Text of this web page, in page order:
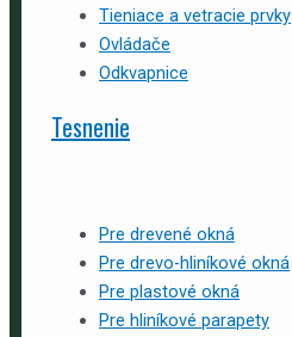
Tieniace a vetracie prvky
Ovládače
Odkvapnice
Tesnenie
Pre drevené okná
Pre drevo-hliníkové okná
Pre plastové okná
Pre hliníkové parapety